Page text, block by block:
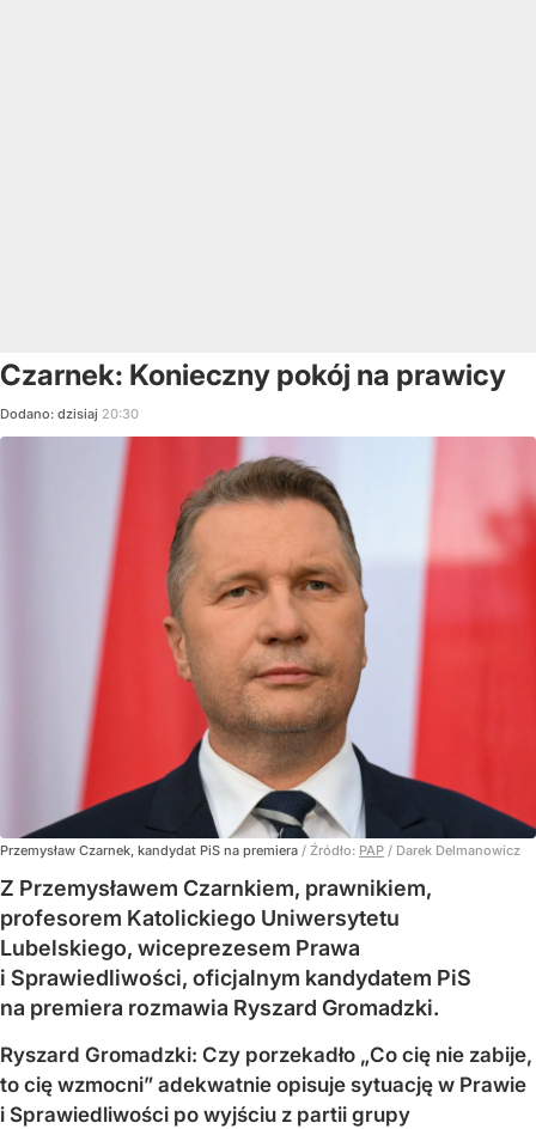
Czarnek: Konieczny pokój na prawicy
Dodano: dzisiaj 20:30
Przemysław Czarnek, kandydat PiS na premiera / Źródło: PAP / Darek Delmanowicz
Z Przemysławem Czarnkiem, prawnikiem,
profesorem Katolickiego Uniwersytetu
Lubelskiego, wiceprezesem Prawa
i Sprawiedliwości, oficjalnym kandydatem PiS
na premiera rozmawia Ryszard Gromadzki.
Ryszard Gromadzki: Czy porzekadło „Co cię nie zabije,
to cię wzmocni” adekwatnie opisuje sytuację w Prawie
i Sprawiedliwości po wyjściu z partii grupy